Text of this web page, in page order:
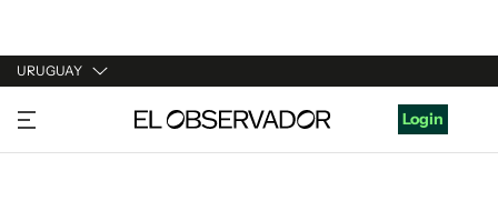
URUGUAY
URUGUAY
ARGENTINA
Login